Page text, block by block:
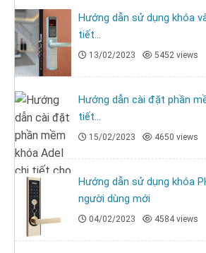
Hướng dẫn sử dụng khóa
tiết...
13/02/2023 5452 views
Hướng dẫn cài đặt phần
tiết...
15/02/2023 4650 views
Hướng dẫn sử dụng khóa
người dùng mới
04/02/2023 4584 views